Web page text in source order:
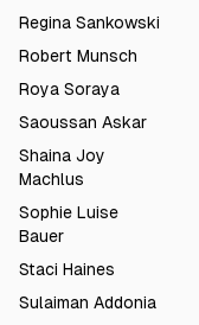
Regina Sankowski
Robert Munsch
Roya Soraya
Saoussan Askar
Shaina Joy
Machlus
Sophie Luise
Bauer
Staci Haines
Sulaiman Addonia